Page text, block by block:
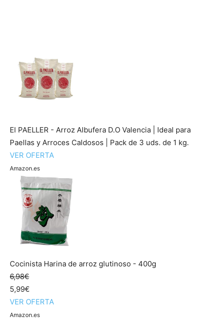
El PAELLER - Arroz Albufera D.O Valencia | Ideal para
Paellas y Arroces Caldosos | Pack de 3 uds. de 1 kg.
VER OFERTA
Amazon.es
Cocinista Harina de arroz glutinoso - 400g
6,98€
5,99€
VER OFERTA
Amazon.es